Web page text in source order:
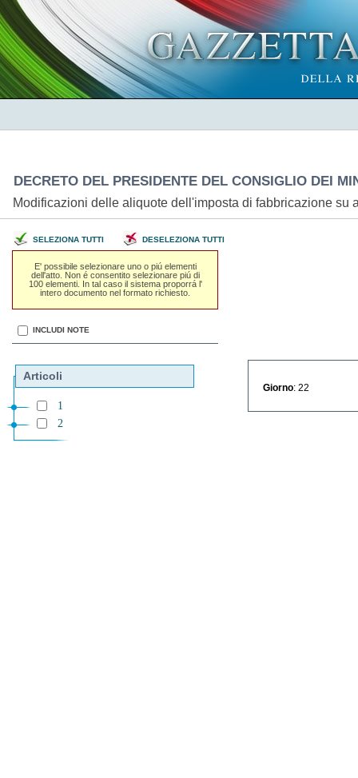
DECRETO DEL PRESIDENTE DEL CONSIGLIO DEI
Modificazioni delle aliquote dell'imposta di fabbricazione su
SELEZIONA TUTTI DESELEZIONA TUTTI
E' possibile selezionare uno o piú elementi
dell'atto. Non é consentito selezionare piú di
100 elementi. In tal caso il sistema proporrá l'
intero documento nel formato richiesto.
INCLUDI NOTE
Articoli
1
2
Giorno : 22